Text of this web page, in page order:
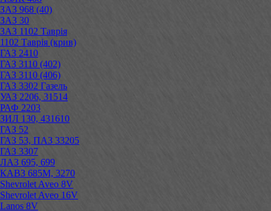
ЗАЗ 968 (40)
ЗАЗ 30
ЗАЗ 1102 Таврія
1102 Таврія (крив)
ГАЗ 2410
ГАЗ 3110 (402)
ГАЗ 3110 (406)
ГАЗ 3302 Газель
УАЗ 2206, 31514
РАФ 2203
ЗИЛ 130, 431610
ГАЗ 52
ГАЗ 53, ПАЗ 33205
ГАЗ 3307
ЛАЗ 695, 699
КАВЗ 685М, 3270
Shevrolet Aveo 8V
Shevrolet Aveo 16V
Lanos 8V